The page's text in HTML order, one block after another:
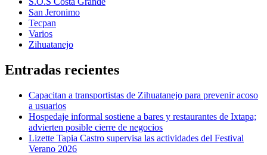
San Jeronimo
Tecpan
Varios
Zihuatanejo
Entradas recientes
Capacitan a transportistas de Zihuatanejo para prevenir acoso
a usuarios
Hospedaje informal sostiene a bares y restaurantes de Ixtapa;
advierten posible cierre de negocios
Lizette Tapia Castro supervisa las actividades del Festival
Verano 2026